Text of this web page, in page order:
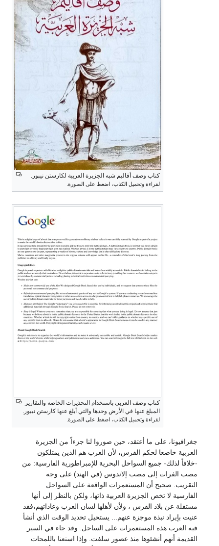
كتاب وصف أقاليم شبه الجزيرة العربية لكارستن نيبور.
لقراءة وتحميل الكتاب، اضغط على الصورة.
كتاب وصف العربي باستخدام التحذيرات الخاصة والتقارير
المبلغ عنها في الأرض وحدها والتي أبلغ عنها كارستن نيبور.
لقراءة وتحميل الكتاب، اضغط على الصورة.
جغرافيونا، على ما أعتقد، حين صوروا لنا جزءاً من الجزيرة
العربية خاضعا لحكم الفرس، لأن العرب هم الذين يمتلكون
-خلافاً لذلك- جميع السواحل البحرية للإمبراطورية الفارسية: من
مصب الفرات إلى مصب إلاندوس (في الهند) على وجه
التقريب. صحيح أن المستعمرات الواقعة على السواحل
الفارسية لا تخص الجزيرة العربية ذاتها، ولكن بالنظر إلى أنها
مستقلة عن بلاد الفرس ، ولأن لأهلها لسان العرب وعاداتهم،فقد
عنيت بإيراد نبذة موجزة عنهم... يستحيل تحديد الوقت الذي أنشأ
فيه العرب هذه المستعمرات على الساحل. وقد جاء في السير
القديمة أنهم أنشئوها منذ عصور سلفت. وإذا استعنا باللمحات